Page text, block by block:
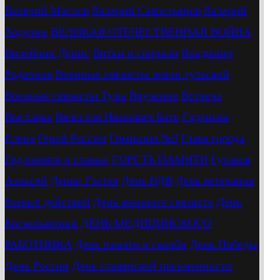
Валерий Маслов Валерий Савостьянов Валерий
Ходулин ВЕЛИКАЯ ОТЕЧЕСТВЕННАЯ ВОЙНА
Вилейчик Денис Витки и спирали Владимир
Родионов Военные связисты земли тульской
Военные связисты Тулы Вручение Встреча
Выставка Вячеслав Иванович Боть Гаденова
Елена Герой России Гимназия №3 Глава города
Год памяти и славы» ГОРСТЬ ПАМЯТИ Гусаков
Алексей Денис Гастев День ВДВ День ветеранов
боевых действий День военного связиста День
Космонавтики ДЕНЬ МЕДИЦИНСКОГО
РАБОТНИКА День памяти и скорби День Победы
День России День славянской письменности